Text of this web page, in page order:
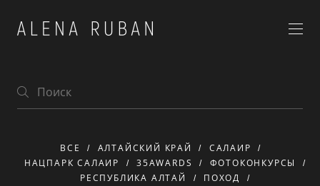
ВСЕ АЛТАЙСКИЙ КРАЙ
САЛАИР
НАЦПАРК САЛАИР
35AWARDS
ФОТОКОНКУРСЫ
РЕСПУБЛИКА АЛТАЙ
ПОХОД